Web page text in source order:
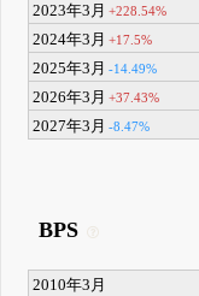
2023年3月 +228.54%
2024年3月 +17.5%
2025年3月 -14.49%
2026年3月 +37.43%
2027年3月 -8.47%
BPS
2010年3月